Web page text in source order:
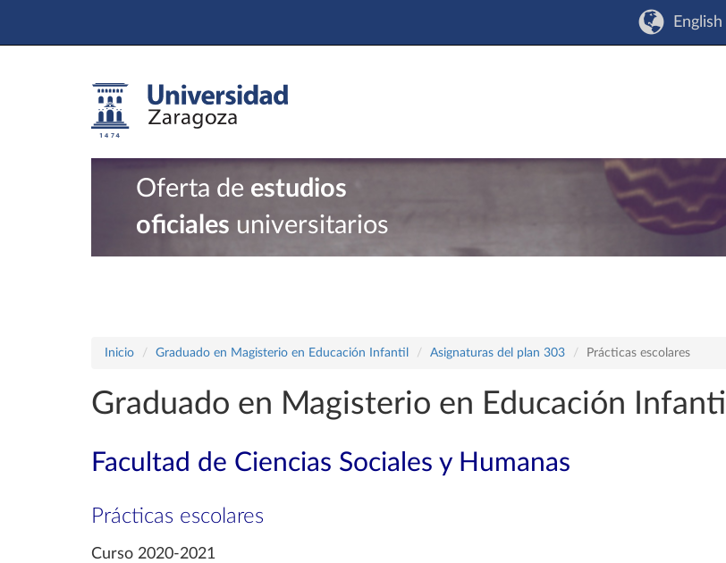
English
Oferta de estudios
oficiales universitarios
Inicio Graduado en Magisterio en Educación Infantil Asignaturas del plan 303 Prácticas escolares
Graduado en Magisterio en Educación Infantil
Facultad de Ciencias Sociales y Humanas
Prácticas escolares
Curso 2020-2021